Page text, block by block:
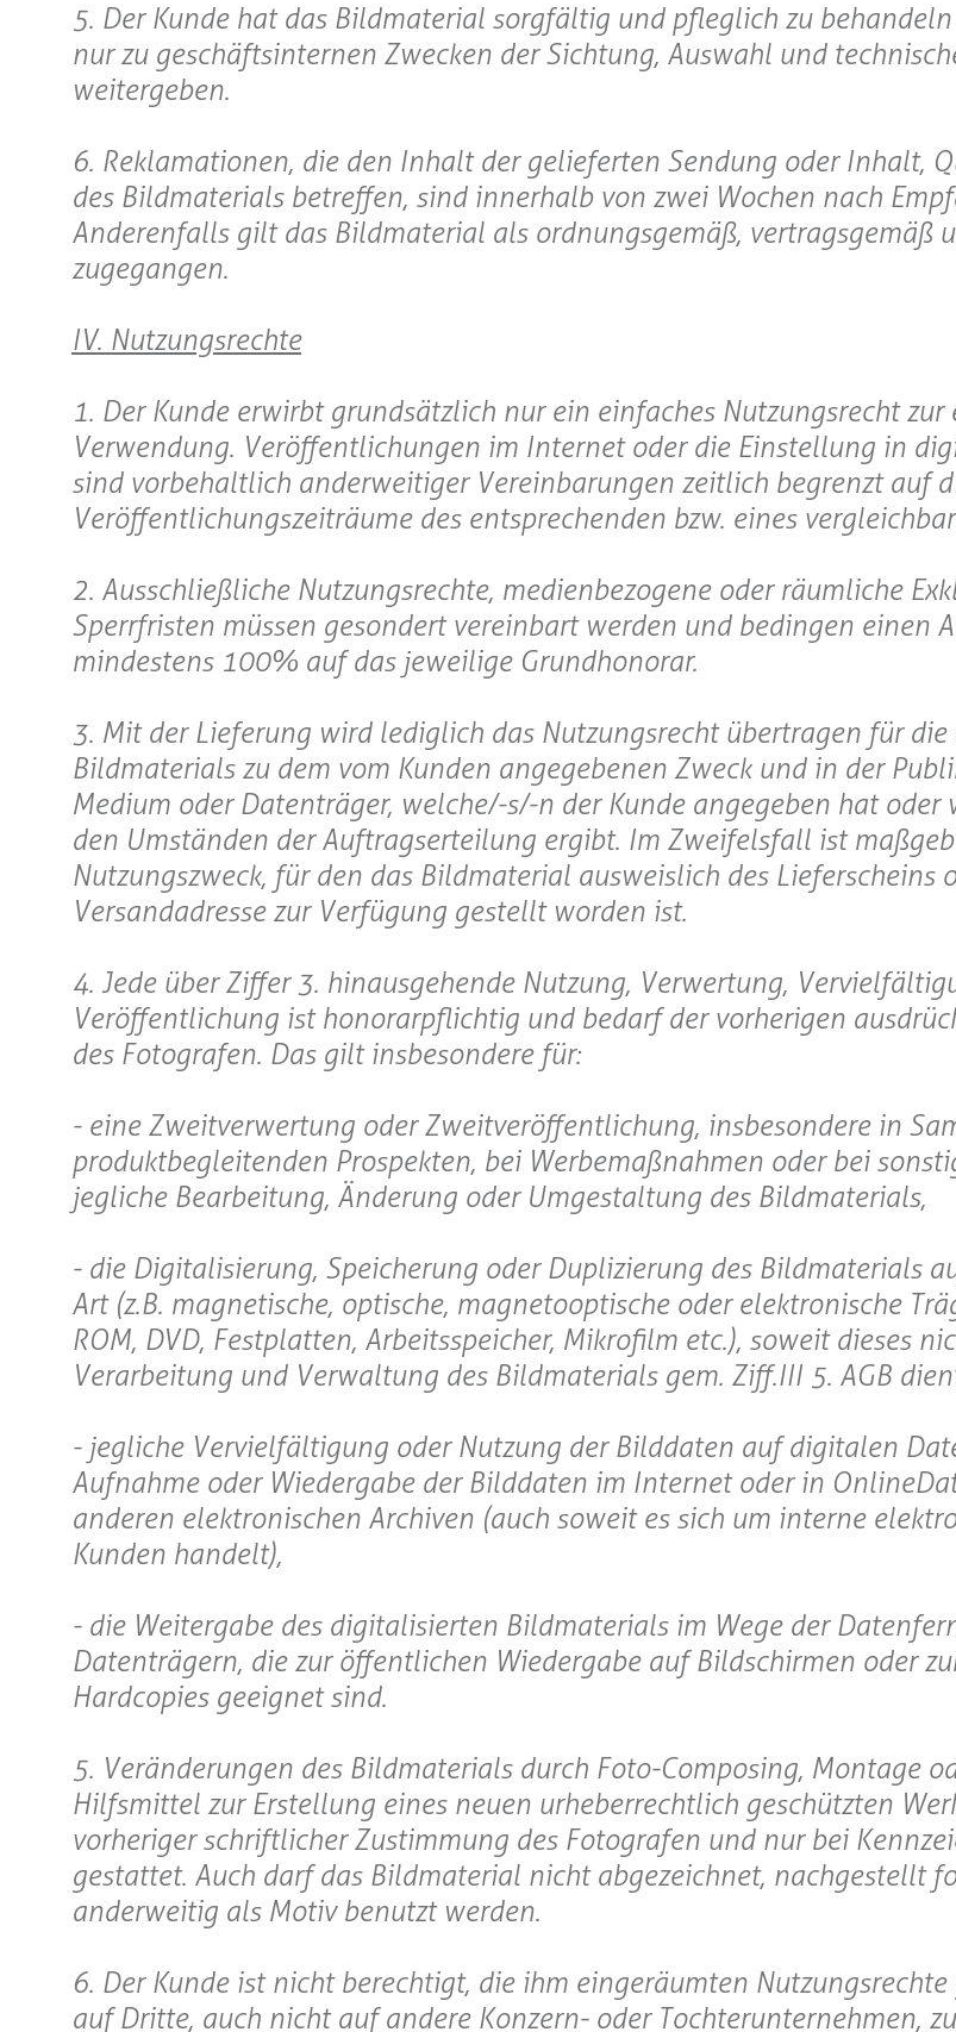
5. Der Kunde hat das Bildmaterial sorgfältig und pfleglich zu
nur zu geschäftsinternen Zwecken der Sichtung, Auswahl und
weitergeben.
6. Reklamationen, die den Inhalt der gelieferten Sendung oder Inhalt,
des Bildmaterials betreffen, sind innerhalb von zwei Wochen nach
Anderenfalls gilt das Bildmaterial als ordnungsgemäß, vertragsgemäß
zugegangen.
IV. Nutzungsrechte
1. Der Kunde erwirbt grundsätzlich nur ein einfaches Nutzungsrecht
Verwendung. Veröffentlichungen im Internet oder die Einstellung in
sind vorbehaltlich anderweitiger Vereinbarungen zeitlich begrenzt auf
Veröffentlichungszeiträume des entsprechenden bzw. eines
2. Ausschließliche Nutzungsrechte, medienbezogene oder räumliche
Sperrfristen müssen gesondert vereinbart werden und bedingen einen
mindestens 100% auf das jeweilige Grundhonorar.
3. Mit der Lieferung wird lediglich das Nutzungsrecht übertragen für
Bildmaterials zu dem vom Kunden angegebenen Zweck und in der
Medium oder Datenträger, welche/-s/-n der Kunde angegeben hat oder
den Umständen der Auftragserteilung ergibt. Im Zweifelsfall ist
Nutzungszweck, für den das Bildmaterial ausweislich des Lieferscheins
Versandadresse zur Verfügung gestellt worden ist.
4. Jede über Ziffer 3. hinausgehende Nutzung, Verwertung,
Veröffentlichung ist honorarpflichtig und bedarf der vorherigen
des Fotografen. Das gilt insbesondere für:
- eine Zweitverwertung oder Zweitveröffentlichung, insbesondere in
produktbegleitenden Prospekten, bei Werbemaßnahmen oder bei
jegliche Bearbeitung, Änderung oder Umgestaltung des Bildmaterials,
- die Digitalisierung, Speicherung oder Duplizierung des Bildmaterials
Art (z.B. magnetische, optische, magnetooptische oder elektronische
ROM, DVD, Festplatten, Arbeitsspeicher, Mikrofilm etc.), soweit dieses
Verarbeitung und Verwaltung des Bildmaterials gem. Ziff.III 5. AGB
- jegliche Vervielfältigung oder Nutzung der Bilddaten auf digitalen
Aufnahme oder Wiedergabe der Bilddaten im Internet oder in
anderen elektronischen Archiven (auch soweit es sich um interne
Kunden handelt),
- die Weitergabe des digitalisierten Bildmaterials im Wege der
Datenträgern, die zur öffentlichen Wiedergabe auf Bildschirmen oder
Hardcopies geeignet sind.
5. Veränderungen des Bildmaterials durch Foto-Composing, Montage
Hilfsmittel zur Erstellung eines neuen urheberrechtlich geschützten
vorheriger schriftlicher Zustimmung des Fotografen und nur bei
gestattet. Auch darf das Bildmaterial nicht abgezeichnet, nachgestellt
anderweitig als Motiv benutzt werden.
6. Der Kunde ist nicht berechtigt, die ihm eingeräumten
auf Dritte, auch nicht auf andere Konzern- oder Tochterunternehmen,